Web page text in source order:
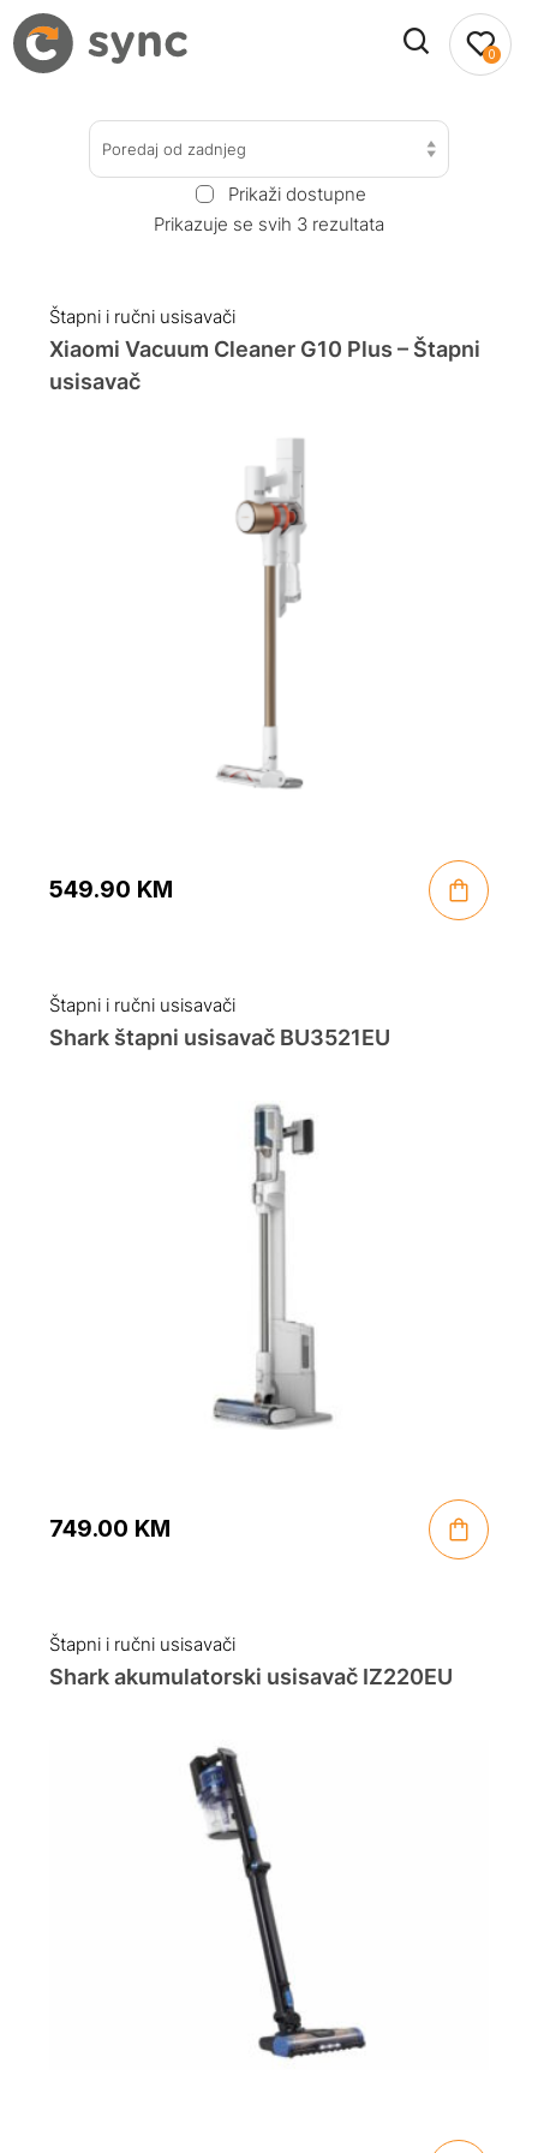
0
Poredaj od zadnjeg
Prikaži dostupne
Prikazuje se svih 3 rezultata
Štapni i ručni usisavači
Xiaomi Vacuum Cleaner G10 Plus – Štapni
usisavač
549.90 KM
Štapni i ručni usisavači
Shark štapni usisavač BU3521EU
749.00 KM
Štapni i ručni usisavači
Shark akumulatorski usisavač IZ220EU